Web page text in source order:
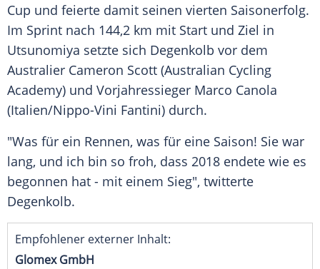
Cup und feierte damit seinen vierten Saisonerfolg.
Im Sprint nach 144,2 km mit Start und Ziel in
Utsunomiya setzte sich Degenkolb vor dem
Australier Cameron Scott (Australian Cycling
Academy) und Vorjahressieger Marco Canola
(Italien/Nippo-Vini Fantini) durch.
"Was für ein Rennen, was für eine Saison! Sie war
lang, und ich bin so froh, dass 2018 endete wie es
begonnen hat - mit einem Sieg", twitterte
Degenkolb.
Empfohlener externer Inhalt:
Glomex GmbH